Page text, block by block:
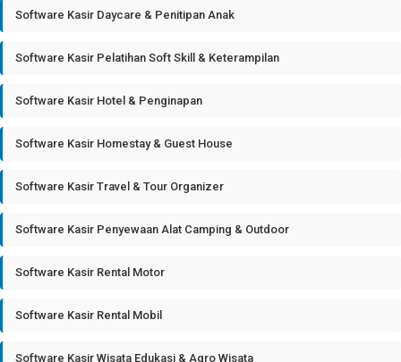
Software Kasir Daycare & Penitipan Anak
Software Kasir Pelatihan Soft Skill & Keterampilan
Software Kasir Hotel & Penginapan
Software Kasir Homestay & Guest House
Software Kasir Travel & Tour Organizer
Software Kasir Penyewaan Alat Camping & Outdoor
Software Kasir Rental Motor
Software Kasir Rental Mobil
Software Kasir Wisata Edukasi & Agro Wisata